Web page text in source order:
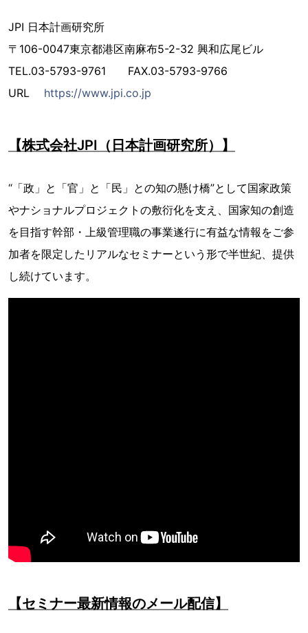
JPI 日本計画研究所
〒106-0047東京都港区南麻布5-2-32 興和広尾ビル
TEL.03-5793-9761 FAX.03-5793-9766
URL https://www.jpi.co.jp
【株式会社JPI（日本計画研究所）】
“「政」と「官」と「民」との知の懸け橋”として国家政策
やナショナルプロジェクトの敷衍化を支え、国家知の創造
を目指す幹部・上級管理職の事業遂行に有益な情報をご参
加者を限定したリアルなセミナーという形で半世紀、提供
し続けています。
【セミナー最新情報のメール配信】